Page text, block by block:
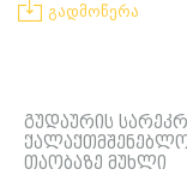
გადმოწერა
გუდაურის
თაობაზე მუხლი